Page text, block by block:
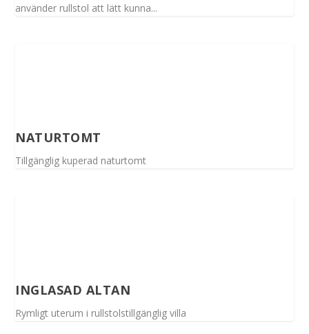
använder rullstol att lätt kunna...
NATURTOMT
Tillgänglig kuperad naturtomt
INGLASAD ALTAN
Rymligt uterum i rullstolstillgänglig villa